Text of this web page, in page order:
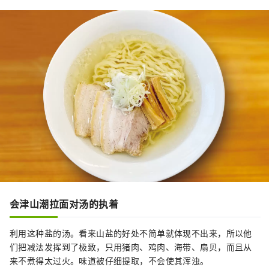
会津山潮拉面对汤的执着
利用这种盐的汤。看来山盐的好处不简单就体现不出来，所以他
们把减法发挥到了极致，只用猪肉、鸡肉、海带、扇贝，而且从
来不煮得太过火。味道被仔细提取，不会使其浑浊。